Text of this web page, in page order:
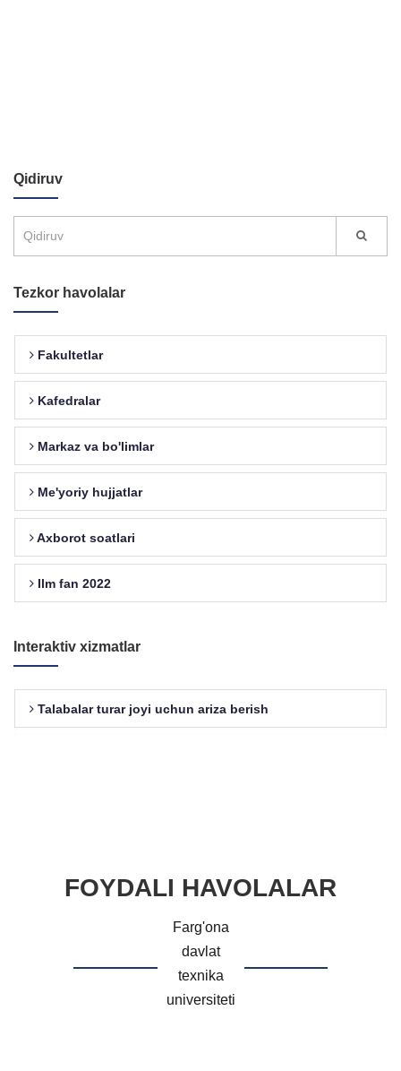
Qidiruv
Tezkor havolalar
Fakultetlar
Kafedralar
Markaz va bo'limlar
Me'yoriy hujjatlar
Axborot soatlari
Ilm fan 2022
Interaktiv xizmatlar
Talabalar turar joyi uchun ariza berish
FOYDALI HAVOLALAR
Farg'ona
davlat
texnika
universiteti